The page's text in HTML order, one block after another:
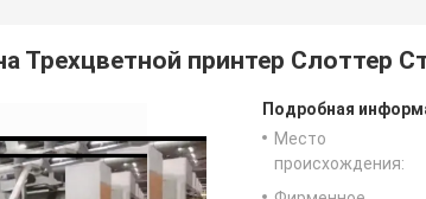
Трехцветной принтер Слоттер
Подробная
Место
происхождения: